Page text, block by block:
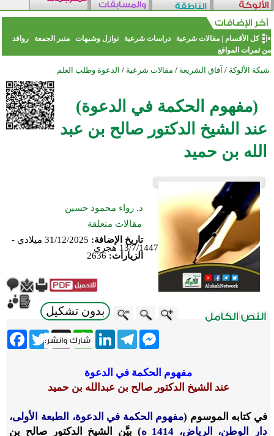
كل الأقسام |مقالات شرعية دراسات شرعية نوازل وشبهات منبر الجمعة
روافد
من ثمرات المواقع
شبكة الألوكة / آفاق الشريعة / مقالات شرعية / الدعوة وطلب العلم
(مفهوم الحكمة في الدعوة)
عند الشيخ الدكتور صالح بن عبد
الله بن حميد
د. رواء محمود حسين
مقالات متعلقة
تاريخ الإضافة:
31/12/2025 ميلادي -
13/7/1447 هجري
الزيارات: 2636
بدون تشكيل
Twitter X
WhatsApp
LinkedInTelegram
Messenger
مفهوم الحكمة في الدعوة
عند الشيخ الدكتور صالح بن عبدالله بن حميد
في كتابه الموسوم (مفهوم الحكمة في الدعوة، الطبعة الأولى،
دار الوطن، الرياض، 1414 ه
) بيَّن الشيخ الدكتور صالح بن